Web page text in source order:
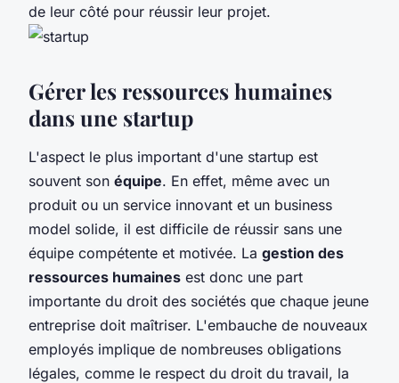
de leur côté pour réussir leur projet.
Gérer les ressources humaines
dans une startup
L'aspect le plus important d'une startup est
souvent son équipe. En effet, même avec un
produit ou un service innovant et un business
model solide, il est difficile de réussir sans une
équipe compétente et motivée. La gestion des
ressources humaines est donc une part
importante du droit des sociétés que chaque jeune
entreprise doit maîtriser. L'embauche de nouveaux
employés implique de nombreuses obligations
légales, comme le respect du droit du travail, la